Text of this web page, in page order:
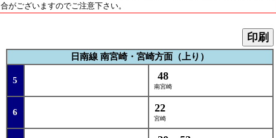
合がございますのでご注意下さい。
印刷
日南線 南宮崎・宮崎方面（上り）
5 48
南宮崎
6 22
宮崎